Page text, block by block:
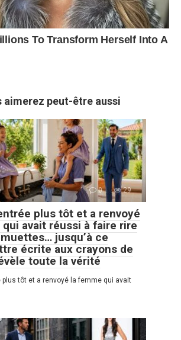
aimerez peut-être aussi
0 29
plus tôt et a renvoyé
avait réussi à faire rire
jusqu’à ce
écrite aux crayons de
toute la vérité
plus tôt et a renvoyé la femme qui avait